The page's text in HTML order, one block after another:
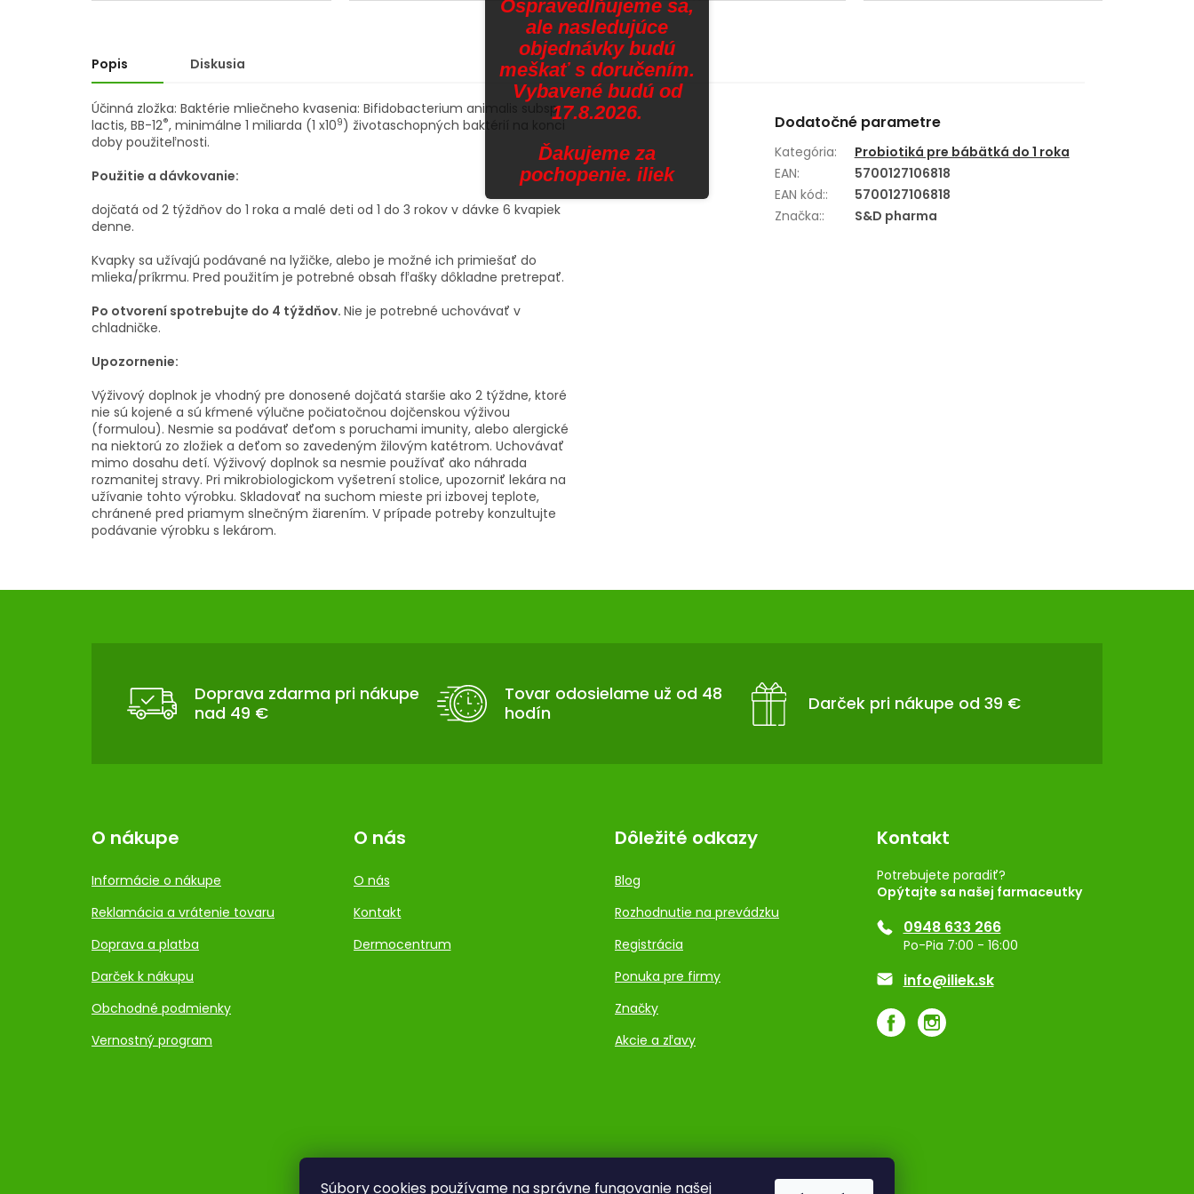
Súbory cookies používame na správne fungovanie našej
z
5
hviezdičiek.
Popis Diskusia
Účinná zložka: Baktérie mliečneho kvasenia: Bifidobacterium animalis subsp.
lactis, BB-12®, minimálne 1 miliarda (1 x109) životaschopných baktérií na konci
doby použiteľnosti.
Použitie a dávkovanie:
dojčatá od 2 týždňov do 1 roka a malé deti od 1 do 3 rokov v dávke 6 kvapiek
denne.
Kvapky sa užívajú podávané na lyžičke, alebo je možné ich primiešať do
mlieka/príkrmu. Pred použitím je potrebné obsah fľašky dôkladne pretrepať.
Po otvorení spotrebujte do 4 týždňov. Nie je potrebné uchovávať v
chladničke.
Upozornenie:
Výživový doplnok je vhodný pre donosené dojčatá staršie ako 2 týždne, ktoré
nie sú kojené a sú kŕmené výlučne počiatočnou dojčenskou výživou
(formulou). Nesmie sa podávať deťom s poruchami imunity, alebo alergické
na niektorú zo zložiek a deťom so zavedeným žilovým katétrom. Uchovávať
mimo dosahu detí. Výživový doplnok sa nesmie používať ako náhrada
rozmanitej stravy. Pri mikrobiologickom vyšetrení stolice, upozorniť lekára na
užívanie tohto výrobku. Skladovať na suchom mieste pri izbovej teplote,
chránené pred priamym slnečným žiarením. V prípade potreby konzultujte
podávanie výrobku s lekárom.
Dodatočné parametre
Kategória:
Probiotiká pre bábätká do 1 roka
EAN:
5700127106818
EAN kód::
5700127106818
Značka:: S&D pharma
Doprava zdarma pri nákupe
nad 49 €
Tovar odosielame už od 48
hodín
Darček pri nákupe od 39 €
O nákupe
Informácie o nákupe
Reklamácia a vrátenie tovaru
Doprava a platba
Darček k nákupu
Obchodné podmienky
Vernostný program
O nás
O nás
Kontakt
Dermocentrum
Dôležité odkazy
Blog
Rozhodnutie na prevádzku
Registrácia
Ponuka pre firmy
Značky
Akcie a zľavy
Kontakt
Potrebujete poradiť?
Opýtajte sa našej farmaceutky
0948 633 266
Po-Pia 7:00 - 16:00
info@iliek.sk
Ospravedlňujeme sa,
ale nasledujúce
objednávky budú
meškať s doručením.
Vybavené budú od
17.8.2026.
Ďakujeme za
pochopenie. iliek